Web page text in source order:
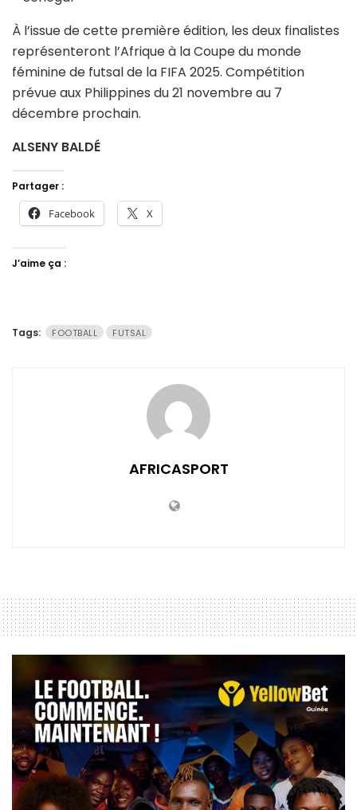
À l’issue de cette première édition, les deux finalistes
représenteront l’Afrique à la Coupe du monde
féminine de futsal de la FIFA 2025. Compétition
prévue aux Philippines du 21 novembre au 7
décembre prochain.
ALSENY BALDÉ
Partager :
Facebook X
J’aime ça :
Tags: FOOTBALL FUTSAL
AFRICASPORT